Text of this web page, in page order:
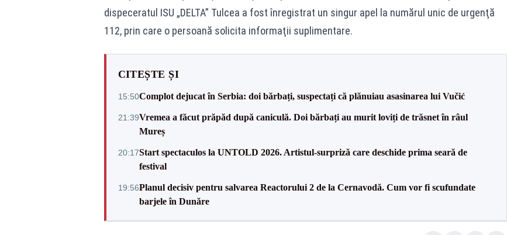
dispeceratul ISU „DELTA” Tulcea a fost înregistrat un singur apel la numărul unic de urgenţă
112, prin care o persoană solicita informaţii suplimentare.
CITEȘTE ȘI
15:50Complot dejucat în Serbia: doi bărbați, suspectați că plănuiau asasinarea lui Vučić
21:39Vremea a făcut prăpăd după caniculă. Doi bărbați au murit loviți de trăsnet în râul
Mureș
20:17Start spectaculos la UNTOLD 2026. Artistul-surpriză care deschide prima seară de
festival
19:56Planul decisiv pentru salvarea Reactorului 2 de la Cernavodă. Cum vor fi scufundate
barjele în Dunăre